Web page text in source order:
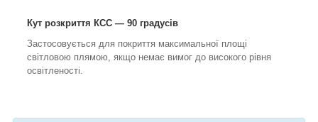
Кут розкриття КСС — 90 градусів
Застосовується для покриття максимальної площі
світловою плямою, якщо немає вимог до високого рівня
освітленості.